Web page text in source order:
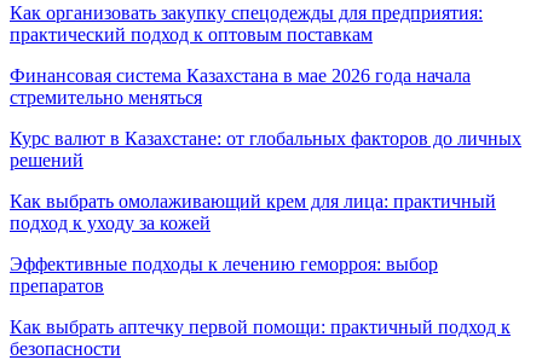
Как организовать закупку спецодежды для предприятия:
практический подход к оптовым поставкам
Финансовая система Казахстана в мае 2026 года начала
стремительно меняться
Курс валют в Казахстане: от глобальных факторов до личных
решений
Как выбрать омолаживающий крем для лица: практичный
подход к уходу за кожей
Эффективные подходы к лечению геморроя: выбор
препаратов
Как выбрать аптечку первой помощи: практичный подход к
безопасности